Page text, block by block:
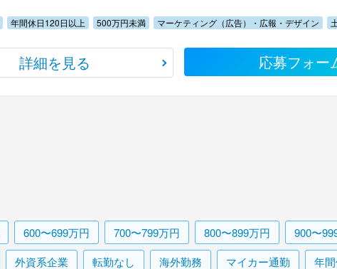
年間休日120日以上 500万円未満 マーケティング（広告）・広報・デザイン
詳細を見る 応募フォー
600〜699万円 700〜799万円 800〜899万円
900〜
外資系企業 転勤なし 海外勤務 マイカー通勤 年